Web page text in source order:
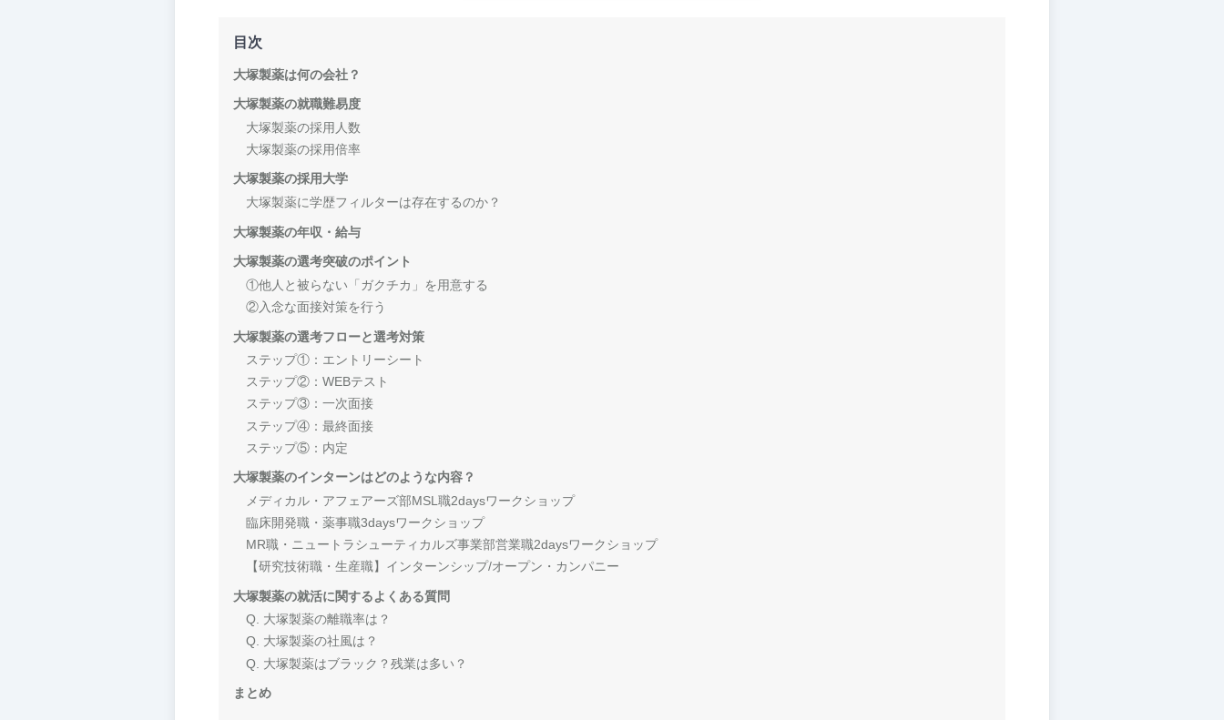
目次
大塚製薬は何の会社？
大塚製薬の就職難易度
大塚製薬の採用人数
大塚製薬の採用倍率
大塚製薬の採用大学
大塚製薬に学歴フィルターは存在するのか？
大塚製薬の年収・給与
大塚製薬の選考突破のポイント
①他人と被らない「ガクチカ」を用意する
②入念な面接対策を行う
大塚製薬の選考フローと選考対策
ステップ①：エントリーシート
ステップ②：WEBテスト
ステップ③：一次面接
ステップ④：最終面接
ステップ⑤：内定
大塚製薬のインターンはどのような内容？
メディカル・アフェアーズ部MSL職2daysワークショップ
臨床開発職・薬事職3daysワークショップ
MR職・ニュートラシューティカルズ事業部営業職2daysワークショップ
【研究技術職・生産職】インターンシップ/オープン・カンパニー
大塚製薬の就活に関するよくある質問
Q. 大塚製薬の離職率は？
Q. 大塚製薬の社風は？
Q. 大塚製薬はブラック？残業は多い？
まとめ